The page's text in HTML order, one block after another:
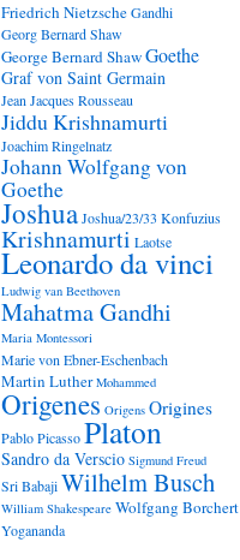
Friedrich NietzscheGandhi
Georg Bernard Shaw
George Bernard ShawGoethe
Graf von Saint Germain
Jean Jacques Rousseau
Jiddu Krishnamurti
Joachim Ringelnatz
Johann Wolfgang von
Goethe
JoshuaJoshua/23/33 Konfuzius
Krishnamurti Laotse
Leonardo da vinci
Ludwig van Beethoven
Mahatma Gandhi
Maria Montessori
Marie von Ebner-Eschenbach
Martin Luther Mohammed
Origenes Origens Origines
Pablo PicassoPlaton
Sandro da Verscio Sigmund Freud
Sri BabajiWilhelm Busch
William Shakespeare Wolfgang Borchert
Yogananda